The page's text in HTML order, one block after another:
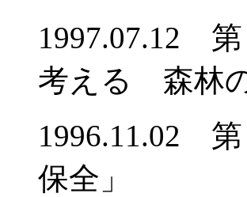
1997.07.12
考える 森林
1996.11.02
保全」